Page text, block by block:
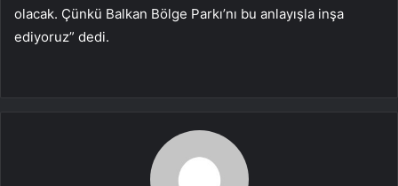
olacak. Çünkü Balkan Bölge Parkı’nı bu anlayışla inşa
ediyoruz” dedi.